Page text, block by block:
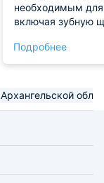
необходимым для
включая зубную
мягкие и
включён
замечательная
Сев.Двины. Я
и желаю этой
Подробнее